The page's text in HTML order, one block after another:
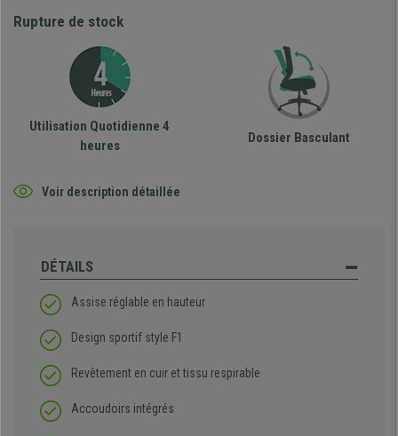
Rupture de stock
Utilisation Quotidienne 4
heures
Dossier Basculant
Voir description détaillée
DÉTAILS
Assise réglable en hauteur
Design sportif style F1
Revêtement en cuir et tissu respirable
Accoudoirs intégrés